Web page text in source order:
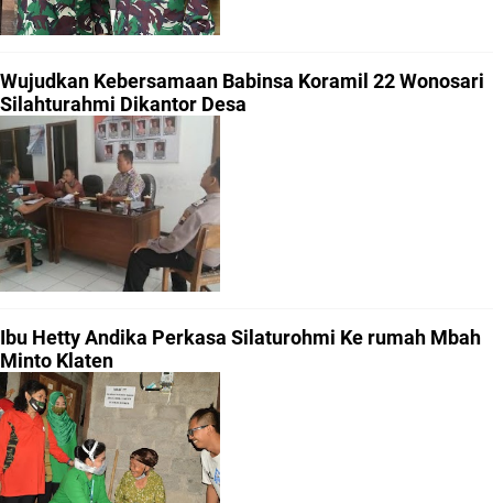
Wujudkan Kebersamaan Babinsa Koramil 22 Wonosari
Silahturahmi Dikantor Desa
Ibu Hetty Andika Perkasa Silaturohmi Ke rumah Mbah
Minto Klaten